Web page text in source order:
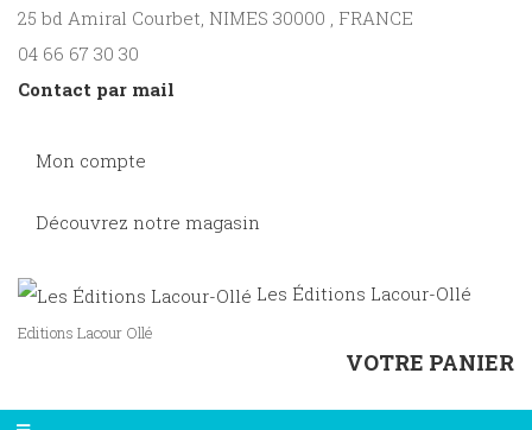
25 bd Amiral Courbet, NIMES 30000 , FRANCE
04 66 67 30 30
Contact par mail
Mon compte
Découvrez notre magasin
Les Éditions Lacour-Ollé
Editions Lacour Ollé
VOTRE PANIER